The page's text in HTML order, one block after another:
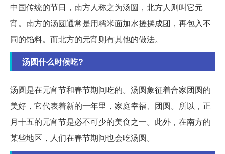
中国传统的节日，南方人称之为汤圆，北方人则叫它元
宵。南方的汤圆通常是用糯米面加水搓揉成团，再包入不
同的馅料。而北方的元宵则有其他的做法。
汤圆什么时候吃?
汤圆是在元宵节和春节期间吃的。汤圆象征着合家团圆的
美好，它代表着新的一年里，家庭幸福、团圆。所以，正
月十五的元宵节是必不可少的美食之一。此外，在南方的
某些地区，人们在春节期间也会吃汤圆。